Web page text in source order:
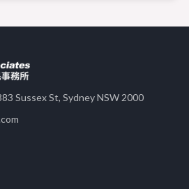
Sussex St, Sydney NSW 2000